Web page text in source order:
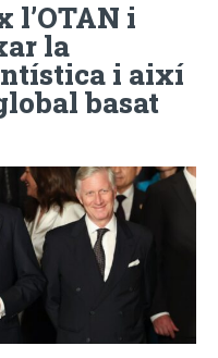
l’OTAN i
la
i així
basat